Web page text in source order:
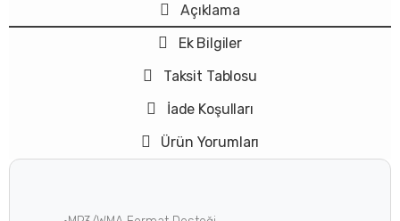
Açıklama
Ek Bilgiler
Taksit Tablosu
İade Koşulları
Ürün Yorumları